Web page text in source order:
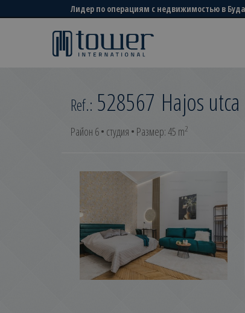
Лидер по операциям с недвижимостью в
Hajos utca
Ref.: 528567
Район 6 • студия • Размер: 45 m2